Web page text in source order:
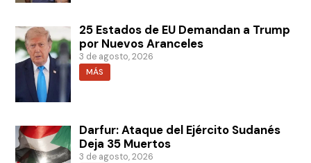
25 Estados de EU Demandan a Trump
por Nuevos Aranceles
3 de agosto, 2026
MÁS
Darfur: Ataque del Ejército Sudanés
Deja 35 Muertos
3 de agosto, 2026